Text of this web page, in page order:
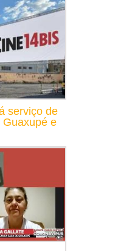
serviço de
e